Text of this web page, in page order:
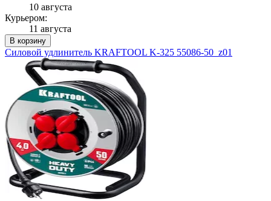
10 августа
Курьером:
11 августа
В корзину
Силовой удлинитель KRAFTOOL K-325 55086-50_z01